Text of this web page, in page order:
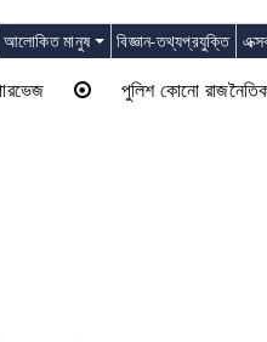
আলোকিত মানুষ বিজ্ঞান-তথ্যপ্রযুক্তি
পুলিশ কোনো রাজনৈতিক দলের